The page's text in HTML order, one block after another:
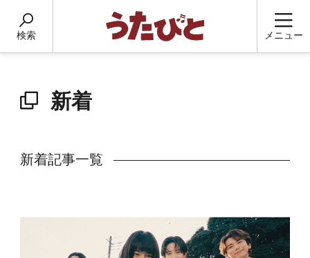
検索 メニュー
新着
新着記事一覧